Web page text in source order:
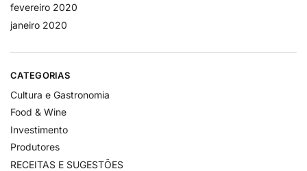
fevereiro 2020
janeiro 2020
CATEGORIAS
Cultura e Gastronomia
Food & Wine
Investimento
Produtores
RECEITAS E SUGESTÕES